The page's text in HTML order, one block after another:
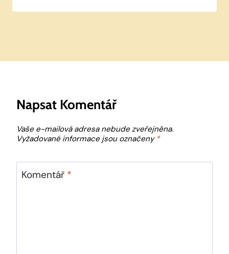
Napsat Komentář
Vaše e-mailová adresa nebude zveřejněna.
Vyžadované informace jsou označeny *
Komentář *